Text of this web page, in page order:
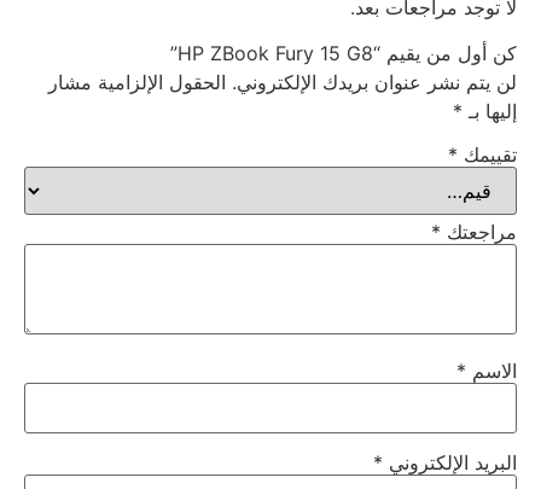
لا توجد مراجعات بعد.
كن أول من يقيم “HP ZBook Fury 15 G8”
لن يتم نشر عنوان بريدك الإلكتروني. الحقول الإلزامية مشار
إليها بـ *
تقييمك *
مراجعتك *
الاسم *
البريد الإلكتروني *